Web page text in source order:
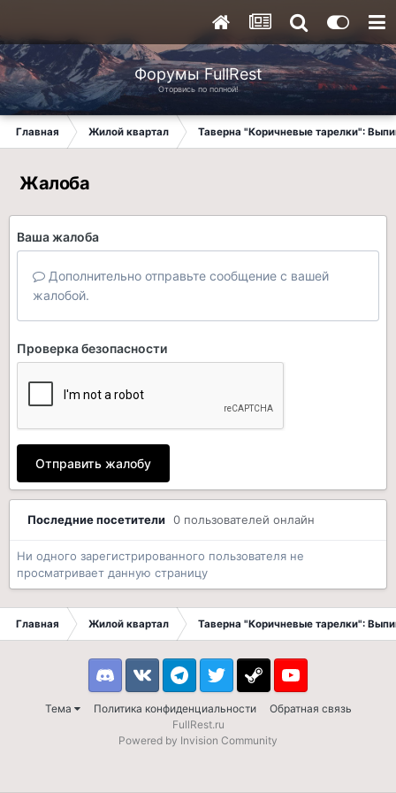
Форумы FullRest
Оторвись по полной!
Главная Жилой квартал Таверна "Коричневые тарелки":
Жалоба
Ваша жалоба
Дополнительно отправьте сообщение с вашей
жалобой.
Проверка безопасности
Отправить жалобу
Последние посетители 0 пользователей онлайн
Ни одного зарегистрированного пользователя не
просматривает данную страницу
Главная Жилой квартал Таверна "Коричневые тарелки":
Тема Политика конфиденциальности Обратная связь
DiscordVK TelegramTwitter Steam Youtube
FullRest.ru
Powered by Invision Community